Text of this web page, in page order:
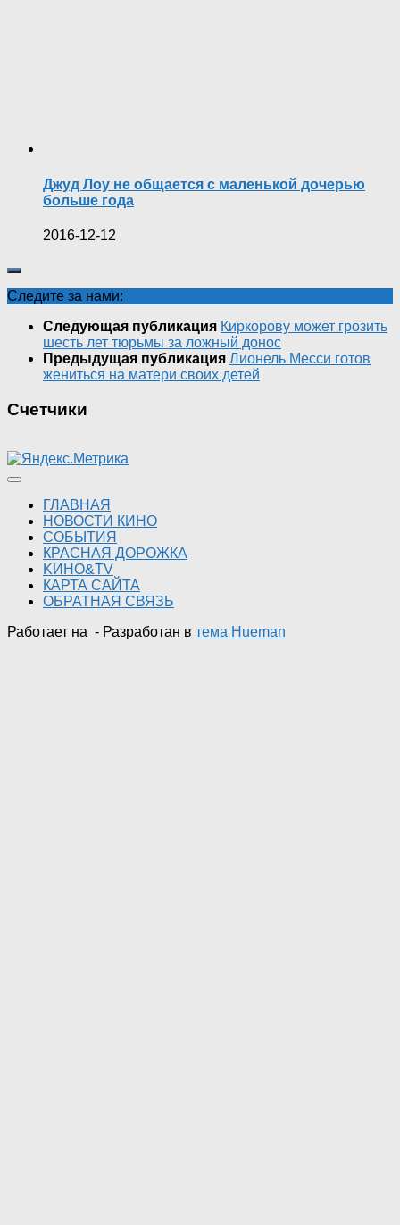
Джуд Лоу не общается с маленькой дочерью
больше года
2016-12-12
Следите за нами:
Следующая публикация Киркорову может грозить
шесть лет тюрьмы за ложный донос
Предыдущая публикация Лионель Месси готов
жениться на матери своих детей
Счетчики
ГЛАВНАЯ
НОВОСТИ КИНО
СОБЫТИЯ
КРАСНАЯ ДОРОЖКА
KИНО&TV
КАРТА САЙТА
ОБРАТНАЯ СВЯЗЬ
Работает на - Разработан в тема Hueman